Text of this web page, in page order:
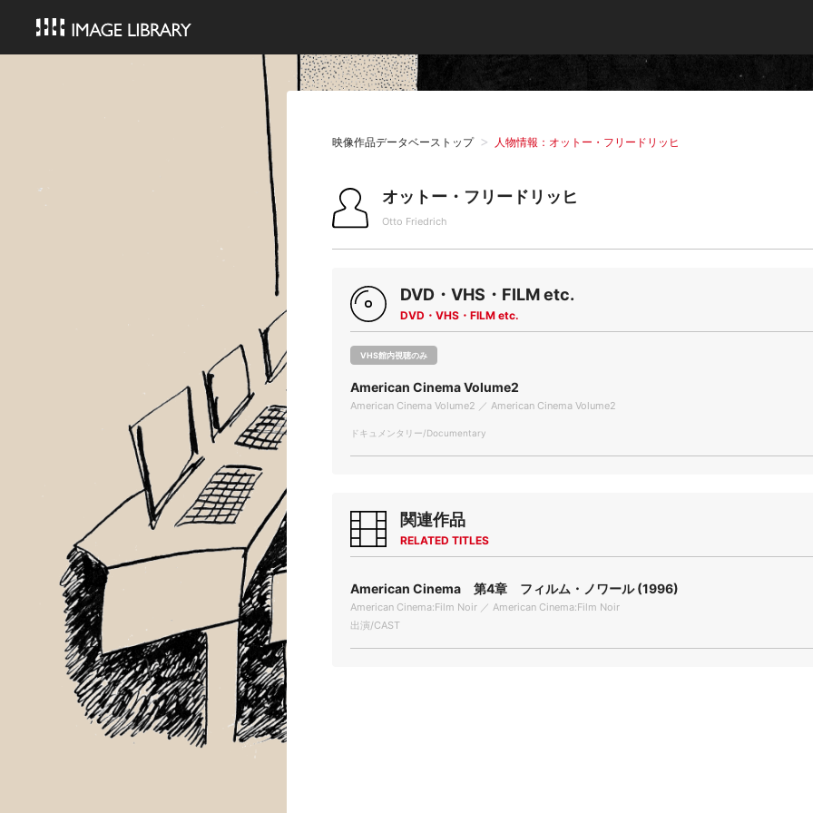
映像作品データベーストップ 人物情報：オットー・フリードリッヒ
オットー・フリードリッヒ
Otto Friedrich
DVD・VHS・FILM etc.
DVD・VHS・FILM etc.
VHS館内視聴のみ
American Cinema Volume2
American Cinema Volume2 ／ American Cinema Volume2
ドキュメンタリー/Documentary
関連作品
RELATED TITLES
American Cinema 第4章 フィルム・ノワール (1996)
American Cinema:Film Noir ／ American Cinema:Film Noir
出演/CAST